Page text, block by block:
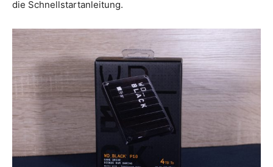
die Schnellstartanleitung.